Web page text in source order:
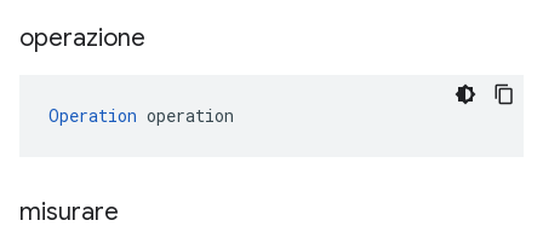
operazione
Operation operation
misurare